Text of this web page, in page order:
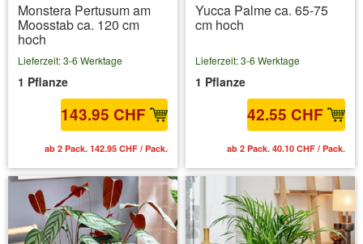
Monstera Pertusum am
Moosstab ca. 120 cm
hoch
Lieferzeit: 3-6 Werktage
1 Pflanze
143.95 CHF
ab 2 Pack. 142.95 CHF / Pack.
Yucca Palme ca. 65-75
cm hoch
Lieferzeit: 3-6 Werktage
1 Pflanze
42.55 CHF
ab 2 Pack. 40.10 CHF / Pack.